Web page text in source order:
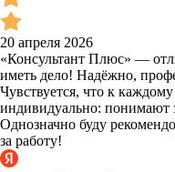
20 апреля 2026
«Консультант Плюс» —
иметь дело! Надёжно,
Чувствуется, что к
индивидуально: понимают
Однозначно буду
за работу!